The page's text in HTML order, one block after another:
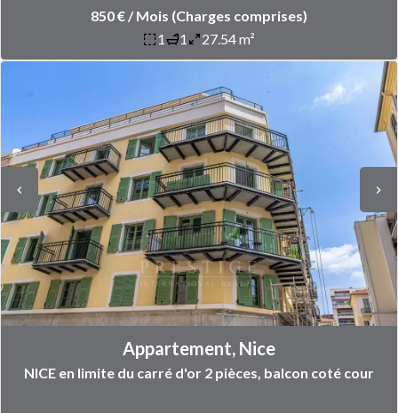
850 € / Mois (Charges comprises)
1
1 27.54 m²
Appartement, Nice
NICE en limite du carré d'or 2 pièces, balcon coté cour